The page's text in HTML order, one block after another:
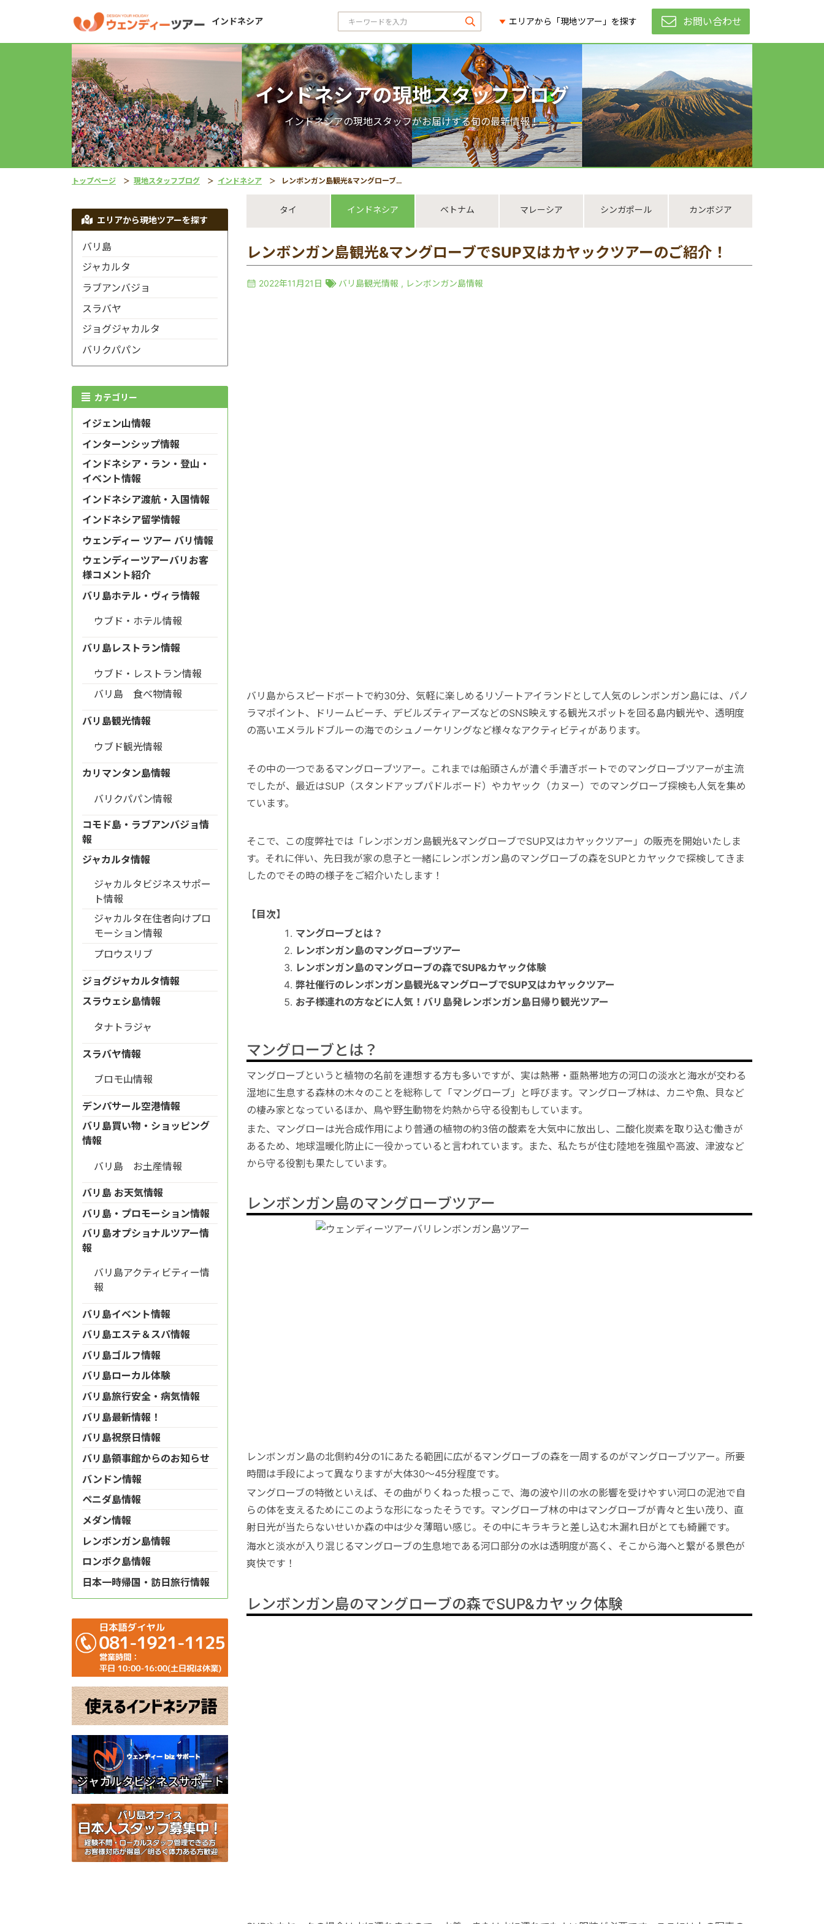
インドネシア エリアから「現地ツアー」を探す お問い合わせ
インドネシアの現地スタッフブログ
インドネシアの現地スタッフがお届けする旬の最新情報！
トップページ 現地スタッフブログ インドネシア レンボンガン島観光&マングローブでSUP又はカヤックツアーのご紹介！
タイ インドネシア ベトナム マレーシア シンガポール カンボジア
レンボンガン島観光&マングローブでSUP又はカヤックツアーのご紹介！
2022年11月21日 バリ島観光情報 , レンボンガン島情報
バリ島からスピードボートで約30分、気軽に楽しめるリゾートアイランドとして人気のレンボンガン島には、パノ
ラマポイント、ドリームビーチ、デビルズティアーズなどのSNS映えする観光スポットを回る島内観光や、透明度
の高いエメラルドブルーの海でのシュノーケリングなど様々なアクティビティがあります。
その中の一つであるマングローブツアー。これまでは船頭さんが漕ぐ手漕ぎボートでのマングローブツアーが主流
でしたが、最近はSUP（スタンドアップパドルボード）やカヤック（カヌー）でのマングローブ探検も人気を集め
ています。
そこで、この度弊社では「レンボンガン島観光&マングローブでSUP又はカヤックツアー」の販売を開始いたしま
す。それに伴い、先日我が家の息子と一緒にレンボンガン島のマングローブの森をSUPとカヤックで探検してきま
したのでその時の様子をご紹介いたします！
【目次】
マングローブとは？
レンボンガン島のマングローブツアー
レンボンガン島のマングローブの森でSUP&カヤック体験
弊社催行のレンボンガン島観光&マングローブでSUP又はカヤックツアー
お子様連れの方などに人気！バリ島発レンボンガン島日帰り観光ツアー
マングローブとは？
マングローブというと植物の名前を連想する方も多いですが、実は熱帯・亜熱帯地方の河口の淡水と海水が交わる
湿地に生息する森林の木々のことを総称して「マングローブ」と呼びます。マングローブ林は、カニや魚、貝など
の棲み家となっているほか、鳥や野生動物を灼熱から守る役割もしています。
また、マングローは光合成作用により普通の植物の約3倍の酸素を大気中に放出し、二酸化炭素を取り込む働きが
あるため、地球温暖化防止に一役かっていると言われています。また、私たちが住む陸地を強風や高波、津波など
から守る役割も果たしています。
レンボンガン島のマングローブツアー
レンボンガン島の北側約4分の1にあたる範囲に広がるマングローブの森を一周するのがマングローブツアー。所要
時間は手段によって異なりますが大体30～45分程度です。
マングローブの特徴といえば、その曲がりくねった根っこで、海の波や川の水の影響を受けやすい河口の泥池で自
らの体を支えるためにこのような形になったそうです。マングローブ林の中はマングローブが青々と生い茂り、直
射日光が当たらないせいか森の中は少々薄暗い感じ。その中にキラキラと差し込む木漏れ日がとても綺麗です。
海水と淡水が入り混じるマングローブの生息地である河口部分の水は透明度が高く、そこから海へと繋がる景色が
爽快です！
レンボンガン島のマングローブの森でSUP&カヤック体験
エリアから現地ツアーを探す
バリ島
ジャカルタ
ラブアンバジョ
スラバヤ
ジョグジャカルタ
バリクパパン
カテゴリー
イジェン山情報
インターンシップ情報
インドネシア・ラン・登山・
イベント情報
インドネシア渡航・入国情報
インドネシア留学情報
ウェンディー ツアー バリ情報
ウェンディーツアーバリお客
様コメント紹介
バリ島ホテル・ヴィラ情報
ウブド・ホテル情報
バリ島レストラン情報
ウブド・レストラン情報
バリ島 食べ物情報
バリ島観光情報
ウブド観光情報
カリマンタン島情報
バリクパパン情報
コモド島・ラブアンバジョ情
報
ジャカルタ情報
ジャカルタビジネスサポー
ト情報
ジャカルタ在住者向けプロ
モーション情報
プロウスリブ
ジョグジャカルタ情報
スラウェシ島情報
タナトラジャ
スラバヤ情報
ブロモ山情報
デンパサール空港情報
バリ島買い物・ショッピング
情報
バリ島 お土産情報
バリ島 お天気情報
バリ島・プロモーション情報
バリ島オプショナルツアー情
報
バリ島アクティビティー情
報
バリ島イベント情報
バリ島エステ＆スパ情報
バリ島ゴルフ情報
バリ島ローカル体験
バリ島旅行安全・病気情報
バリ島最新情報！
バリ島祝祭日情報
バリ島領事館からのお知らせ
バンドン情報
ペニダ島情報
メダン情報
レンボンガン島情報
ロンボク島情報
日本一時帰国・訪日旅行情報